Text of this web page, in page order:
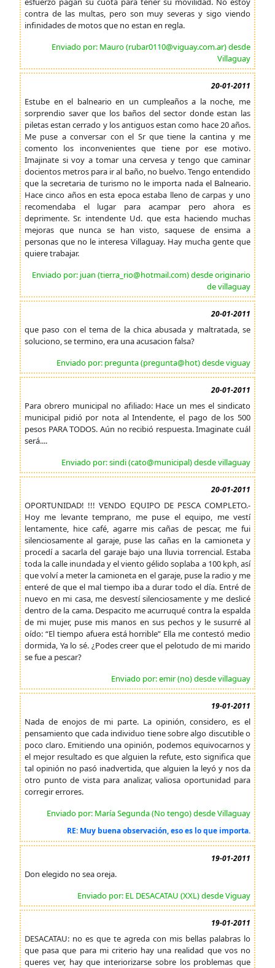
contra de las multas, pero son muy severas y sigo viendo
infinidades de motos que no estan en regla.
Enviado por: Mauro (rubar0110@viguay.com.ar) desde
Villaguay
20-01-2011
Estube en el balneario en un cumpleaños a la noche, me
sorprendio saver que los baños del sector donde estan las
piletas estan cerrado y los antiguos estan como hace 20 años.
Me puse a conversar con el Sr que tiene la cantina y me
comento los inconvenientes que tiene por ese motivo.
Imajinate si voy a tomar una cervesa y tengo que caminar
docientos metros para ir al baño, no buelvo. Tengo entendido
que la secretaria de turismo no le importa nada el Balneario.
Hace cinco años en esta epoca estaba lleno de carpas y uno
recomendaba el lugar para acampar pero ahora es
deprimente. Sr. intendente Ud. que esta haciendo muchas
mejoras que nunca se han visto, saquese de ensima a
personas que no le interesa Villaguay. Hay mucha gente que
quiere trabajar.
Enviado por: juan (tierra_rio@hotmail.com) desde originario
de villaguay
20-01-2011
que paso con el tema de la chica abusada y maltratada, se
soluciono, se termino, era una acusacion falsa?
Enviado por: pregunta (pregunta@hot) desde viguay
20-01-2011
Para obrero municipal no afiliado: Hace un mes el sindicato
municipal pidió por nota al Intendente, el pago de los 500
pesos PARA TODOS. Aún no recibió respuesta. Imaginate cuál
será....
Enviado por: sindi (cato@municipal) desde villaguay
20-01-2011
OPORTUNIDAD! !!! VENDO EQUIPO DE PESCA COMPLETO.-
Hoy me levante temprano, me puse el equipo, me vestí
lentamente, hice café, agarre mis cañas de pescar, me fui
silenciosamente al garaje, puse las cañas en la camioneta y
procedí a sacarla del garaje bajo una lluvia torrencial. Estaba
toda la calle inundada y el viento gélido soplaba a 100 kph, así
que volví a meter la camioneta en el garaje, puse la radio y me
enteré de que el mal tiempo iba a durar todo el día. Entré de
nuevo en mi casa, me desvestí silenciosamente y me deslicé
dentro de la cama. Despacito me acurruqué contra la espalda
de mi mujer, puse mis manos en sus pechos y le susurré al
oído: “El tiempo afuera está horrible” Ella me contestó medio
dormida, Ya lo sé. ¿Podes creer que el pelotudo de mi marido
se fue a pescar?
Enviado por: emir (no) desde villaguay
19-01-2011
Nada de enojos de mi parte. La opinión, considero, es el
pensamiento que cada individuo tiene sobre algo discutible o
poco claro. Emitiendo una opinión, podemos equivocarnos y
el mejor resultado es que alguien la refute, esto significa que
tal opinión no pasó inadvertida, que alguien la leyó y nos da
otro punto de vista para analizar, valiosa oportunidad para
corregir errores.
Enviado por: María Segunda (No tengo) desde Villaguay
RE: Muy buena observación, eso es lo que importa.
19-01-2011
Don elegido no sea oreja.
Enviado por: EL DESACATAU (XXL) desde Viguay
19-01-2011
DESACATAU: no es que te agreda con mis bellas palabras lo
que pasa que para mi criterio hay una realidad que vos no
queres ver, hay que interiorizarse sobre los problemas que